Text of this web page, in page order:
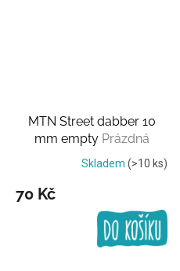
MTN Street dabber 10
mm empty Prázdná
varianta
Skladem (>10 ks)
70 Kč